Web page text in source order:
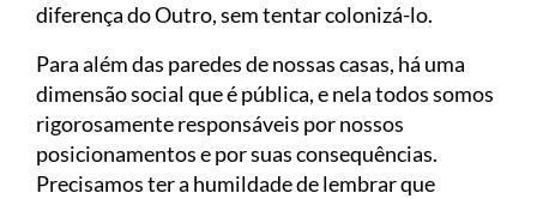
diferença do Outro, sem tentar colonizá-lo.
Para além das paredes de nossas casas, há uma
dimensão social que é pública, e nela todos somos
rigorosamente responsáveis por nossos
posicionamentos e por suas consequências.
Precisamos ter a humildade de lembrar que